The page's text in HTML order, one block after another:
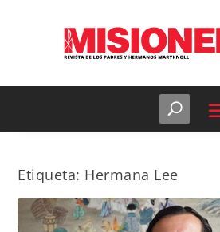
Etiqueta: Hermana Lee